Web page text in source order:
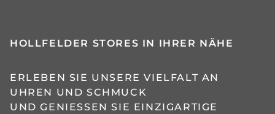
HOLLFELDER STORES IN IHRER NÄHE
ERLEBEN SIE UNSERE VIELFALT AN
UHREN UND SCHMUCK
UND GENIESSEN SIE EINZIGARTIGE H